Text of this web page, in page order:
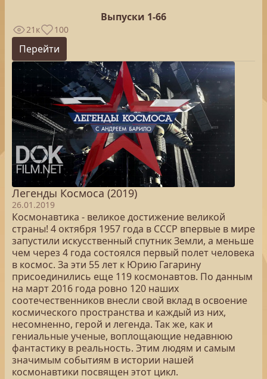
Выпуски 1-66
21к 100
Перейти
Легенды Космоса (2019)
26.01.2019
Космонавтика - великое достижение великой
страны! 4 октября 1957 года в СССР впервые в мире
запустили искусственный спутник Земли, а меньше
чем через 4 года состоялся первый полет человека
в космос. За эти 55 лет к Юрию Гагарину
присоединились еще 119 космонавтов. По данным
на март 2016 года ровно 120 наших
соотечественников внесли свой вклад в освоение
космического пространства и каждый из них,
несомненно, герой и легенда. Так же, как и
гениальные ученые, воплощающие недавнюю
фантастику в реальность. Этим людям и самым
значимым событиям в истории нашей
космонавтики посвящен этот цикл.